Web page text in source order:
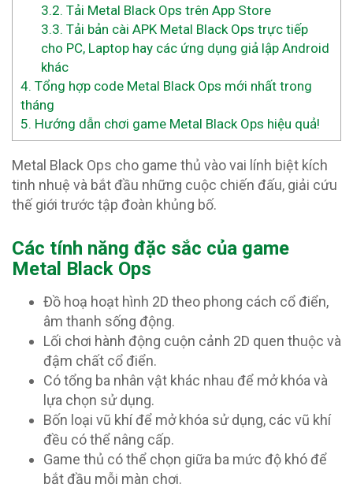
3.2. Tải Metal Black Ops trên App Store
3.3. Tải bản cài APK Metal Black Ops trực tiếp
cho PC, Laptop hay các ứng dụng giả lập Android
khác
4. Tổng hợp code Metal Black Ops mới nhất trong
tháng
5. Hướng dẫn chơi game Metal Black Ops hiệu quả!
Metal Black Ops cho game thủ vào vai lính biệt kích
tinh nhuệ và bắt đầu những cuộc chiến đấu, giải cứu
thế giới trước tập đoàn khủng bố.
Các tính năng đặc sắc của game
Metal Black Ops
Đồ hoạ hoạt hình 2D theo phong cách cổ điển,
âm thanh sống động.
Lối chơi hành động cuộn cảnh 2D quen thuộc và
đậm chất cổ điển.
Có tổng ba nhân vật khác nhau để mở khóa và
lựa chọn sử dụng.
Bốn loại vũ khí để mở khóa sử dụng, các vũ khí
đều có thể nâng cấp.
Game thủ có thể chọn giữa ba mức độ khó để
bắt đầu mỗi màn chơi.